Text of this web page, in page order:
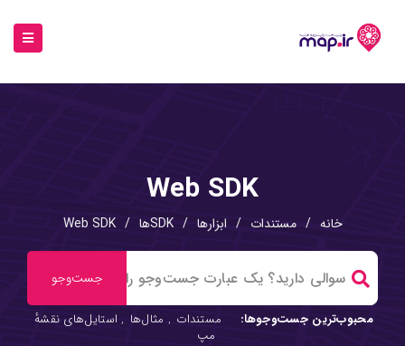
Web SDK
خانه / مستندات / ابزارها / SDKها /
Web SDK
محبوب‌ترین جست‌وجوها: مستندات , مثال‌ها , استایل‌های نقشهٔ
مپ